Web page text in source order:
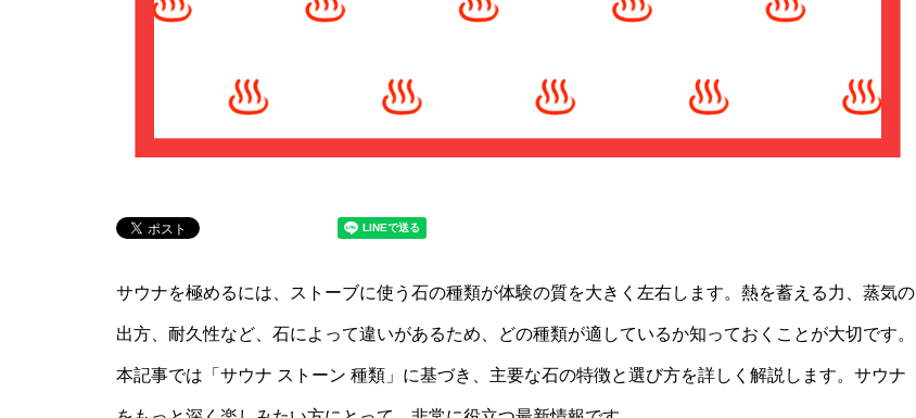
サウナを極めるには、ストーブに使う石の種類が体験の質を大きく左右します。熱を蓄える力、蒸気の
出方、耐久性など、石によって違いがあるため、どの種類が適しているか知っておくことが大切です。
本記事では「サウナ ストーン 種類」に基づき、主要な石の特徴と選び方を詳しく解説します。サウナ